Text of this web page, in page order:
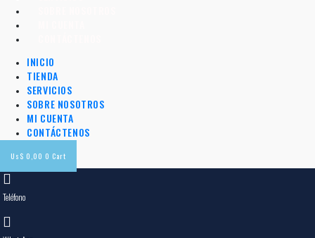
INICIO
TIENDA
SERVICIOS
SOBRE NOSOTROS
MI CUENTA
CONTÁCTENOS
Us$ 0,00 0 Cart
Teléfono